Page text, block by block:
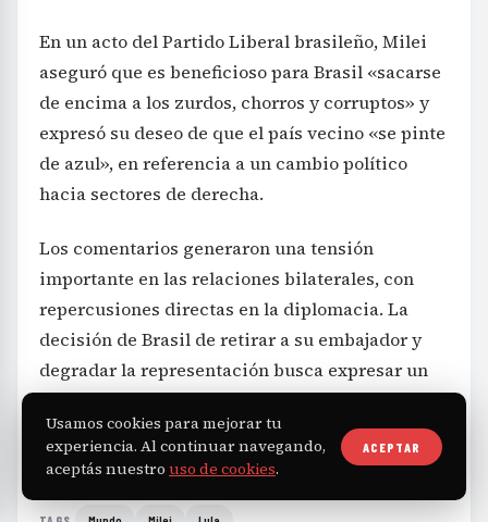
En un acto del Partido Liberal brasileño, Milei
aseguró que es beneficioso para Brasil «sacarse
de encima a los zurdos, chorros y corruptos» y
expresó su deseo de que el país vecino «se pinte
de azul», en referencia a un cambio político
hacia sectores de derecha.
Los comentarios generaron una tensión
importante en las relaciones bilaterales, con
repercusiones directas en la diplomacia. La
decisión de Brasil de retirar a su embajador y
degradar la representación busca expresar un
claro rechazo a las constantes ofensas del
presidente argentino hacia su gobierno.
Usamos cookies para mejorar tu
experiencia. Al continuar navegando,
aceptás nuestro uso de cookies.
ACEPTAR